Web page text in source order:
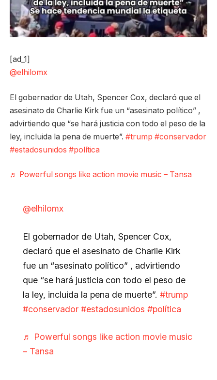
[ad_1]
@elhilomx
El gobernador de Utah, Spencer Cox, declaró que el
asesinato de Charlie Kirk fue un “asesinato político” ,
advirtiendo que “se hará justicia con todo el peso de la
ley, incluida la pena de muerte”. #trump #conservador
#estadosunidos #política
♬ Powerful songs like action movie music – Tansa
@elhilomx
El gobernador de Utah, Spencer Cox,
declaró que el asesinato de Charlie Kirk
fue un “asesinato político” , advirtiendo
que “se hará justicia con todo el peso de
la ley, incluida la pena de muerte”. #trump
#conservador #estadosunidos #política
♬ Powerful songs like action movie music
– Tansa